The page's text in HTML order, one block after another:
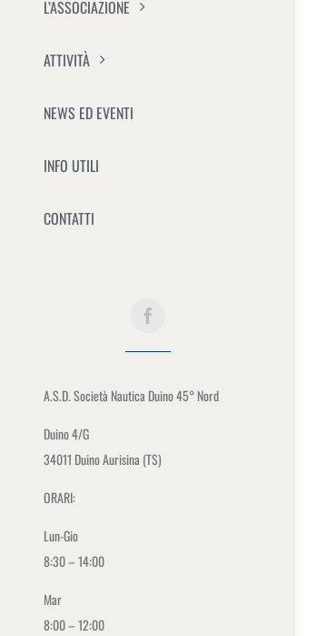
L’ASSOCIAZIONE
ATTIVITÀ
NEWS ED EVENTI
INFO UTILI
CONTATTI
A.S.D. Società Nautica Duino 45° Nord
Duino 4/G
34011 Duino Aurisina (TS)
ORARI:
Lun-Gio
8:30 – 14:00
Mar
8:00 – 12:00